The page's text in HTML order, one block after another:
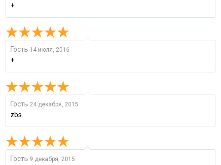
+
Гость 14 июля, 2016
+
Гость 24 декабря, 2015
zbs
Гость 9 декабря, 2015